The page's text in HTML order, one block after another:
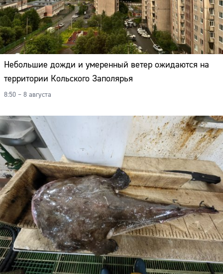
Небольшие дожди и умеренный ветер ожидаются на
территории Кольского Заполярья
8:50 – 8 августа
Сайт: